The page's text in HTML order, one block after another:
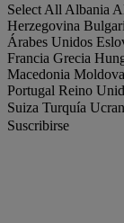
Select All Albania
Herzegovina
Árabes Unidos
Francia Grecia
Macedonia Moldova
Portugal Reino
Suiza Turquía
Suscribirse